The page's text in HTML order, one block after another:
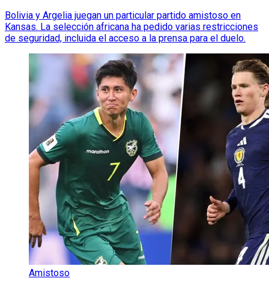
Bolivia y Argelia juegan un particular partido amistoso en
Kansas. La selección africana ha pedido varias restricciones
de seguridad, incluida el acceso a la prensa para el duelo.
Amistoso